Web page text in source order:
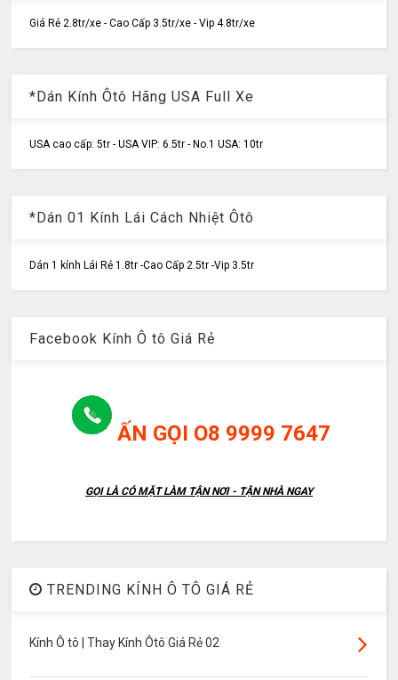
Giá Rẻ 2.8tr/xe - Cao Cấp 3.5tr/xe - Vip 4.8tr/xe
*Dán Kính Ôtô Hãng USA Full Xe
USA cao cấp: 5tr - USA VIP: 6.5tr - No.1 USA: 10tr
*Dán 01 Kính Lái Cách Nhiệt Ôtô
Dán 1 kính Lái Rẻ 1.8tr -Cao Cấp 2.5tr -Vip 3.5tr
Facebook Kính Ô tô Giá Rẻ
ẤN GỌI O8 9999 7647
GỌI LÀ CÓ MẶT LÀM TẬN NƠI - TẬN NHÀ NGAY
TRENDING KÍNH Ô TÔ GIÁ RẺ
Kính Ô tô | Thay Kính Ôtô Giá Rẻ 02